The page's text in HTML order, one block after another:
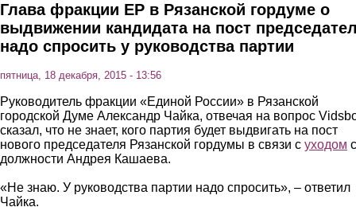
Глава фракции ЕР в Рязанской гордуме о
выдвижении кандидата на пост
надо спросить у руководства партии
пятница, 18 декабря, 2015 - 13:56
Руководитель фракции «Единой России» в Рязанской
городской Думе Александр Чайка, отвечая на вопрос
сказал, что не знает, кого партия будет выдвигать на пост
нового председателя Рязанской гордумы в связи с уходом с
должности Андрея Кашаева.
«Не знаю. У руководства партии надо спросить», – ответил
Чайка.